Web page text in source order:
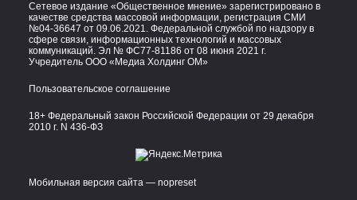
Сетевое издание «Общественное мнение» зарегистрировано в
качестве средства массовой информации, регистрация СМИ
№04-36647 от 09.06.2021. Федеральной службой по надзору в
сфере связи, информационных технологий и массовых
коммуникаций. Эл № ФС77-81186 от 08 июня 2021 г.
Учредитель ООО «Медиа Холдинг ОМ»
Пользовательское соглашение
18+ Федеральный закон Российской Федерации от 29 декабря
2010 г. N 436-ФЗ
Мобильная версия сайта — nopreset